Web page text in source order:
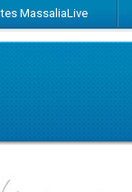
MassaliaLive